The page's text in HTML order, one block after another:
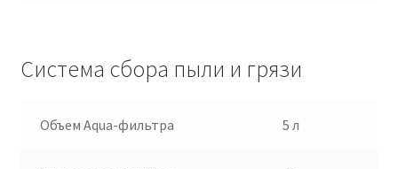
Система сбора пыли и грязи
Объем Aqua-фильтра 5 л